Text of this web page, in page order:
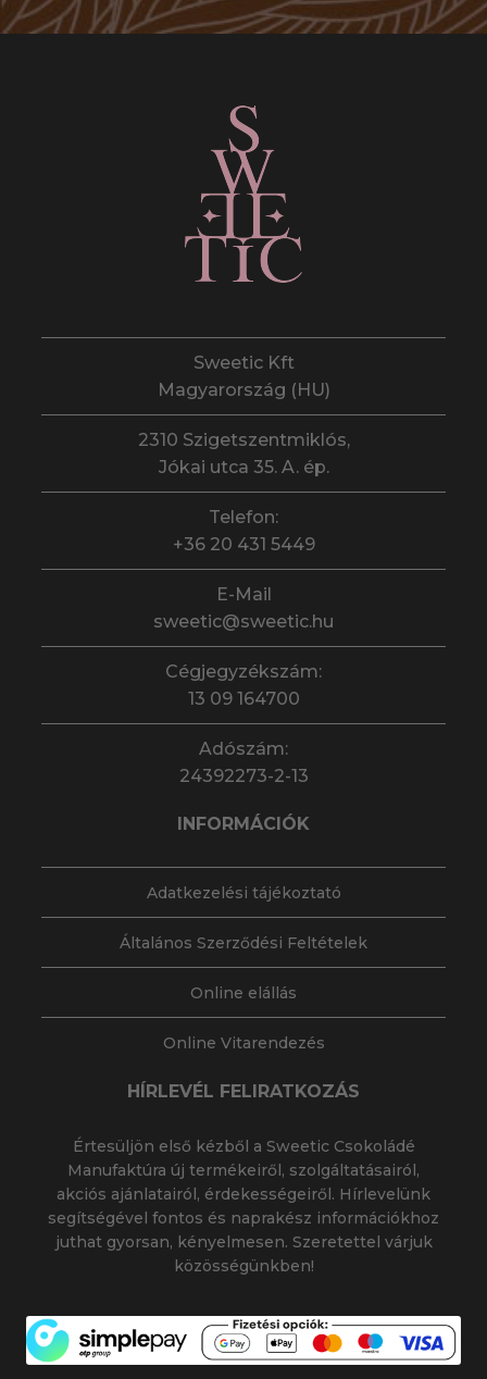
Sweetic Kft
Magyarország (HU)
2310 Szigetszentmiklós,
Jókai utca 35. A. ép.
Telefon:
+36 20 431 5449
E-Mail
sweetic@sweetic.hu
Cégjegyzékszám:
13 09 164700
Adószám:
24392273-2-13
INFORMÁCIÓK
Adatkezelési tájékoztató
Általános Szerződési Feltételek
Online elállás
Online Vitarendezés
HÍRLEVÉL FELIRATKOZÁS
Értesüljön első kézből a Sweetic Csokoládé
Manufaktúra új termékeiről, szolgáltatásairól,
akciós ajánlatairól, érdekességeiről. Hírlevelünk
segítségével fontos és naprakész információkhoz
juthat gyorsan, kényelmesen. Szeretettel várjuk
közösségünkben!